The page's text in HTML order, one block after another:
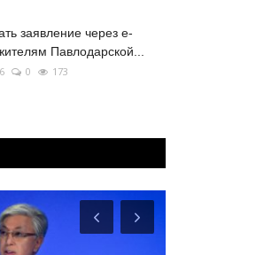
заявление через e-
Павлодарской...
0 173